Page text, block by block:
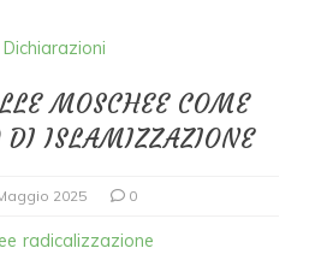
Dichiarazioni
MOSCHEE COME
DI ISLAMIZZAZIONE
2025 0
radicalizzazione